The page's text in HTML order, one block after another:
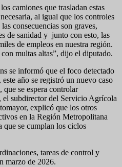
camiones que trasladan estas
al igual que los controles
consecuencias son graves,
de sanidad y junto con esto, las
de empleos en nuestra región.
multas altas”, dijo el diputado.
se informó que el foco detectado
año se registró un nuevo caso
se espera controlar
subdirector del Servicio Agrícola
explicó que los otros
en la Región Metropolitana
que se cumplan los ciclos
tareas de control y
marzo de 2026.